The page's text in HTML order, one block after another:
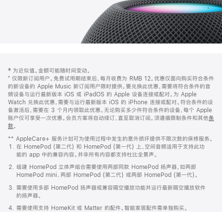
页
页
脚
注
‡ 为近似值。金额可能随时间变动。
⁺ 仅限新订阅用户。免费试用期结束后，每月收费为 RMB 12。优惠仅面向购买符合条件
的新设备的 Apple Music 新订阅用户限时提供。要兑换此优惠，需要将符合条件的音
频设备与运行最新版本 iOS 或 iPadOS 的 Apple 设备连接或配对。为 Apple
Watch 兑换此优惠，需要与运行最新版本 iOS 的 iPhone 连接或配对。符合条件的设
备激活后，需要在 3 个月内领取此优惠。无论购买多少件符合条件的设备，每个 Apple
账户仅可享受一次优惠。会员方案将自动续订，直至取消订阅。须遵循限制条件和其他条
款。
窗
口
中
打
开)
** AppleCare+ 服务计划可为使用过程中发生的意外损坏提供不限次数的保修服务。
在 HomePod (第二代) 和 HomePod (第一代) 上，空间音频适用于支持此功
能的 app 中的兼容内容。并非所有内容都支持杜比全景声。
组建 HomePod 立体声组合需要使用两部同款 HomePod 扬声器，如两部
HomePod mini、两部 HomePod (第二代) 或两部 HomePod (第一代)。
需要使用多部 HomePod 扬声器或兼容隔空播放功能并运行最新隔空播放软件
的扬声器。
需要使用支持 HomeKit 或 Matter 的配件。智能家居配件需单独购买。